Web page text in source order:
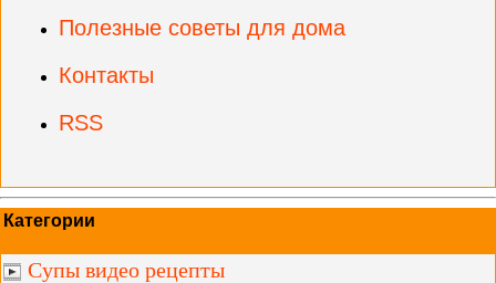
Полезные советы для дома
Контакты
RSS
Категории
Супы видео рецепты